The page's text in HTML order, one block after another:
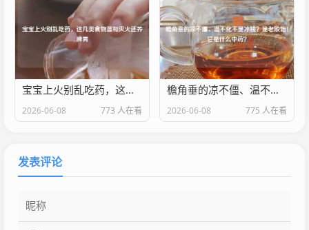
宝宝上火别乱吃药，这几类食物温和灭火还养脾胃
2026-06-08 773 人在看
檐角垂的凉不僵、温不化不是冰棱？是老胶饴！它是什么中药？
2026-06-08 775 人在看
发表评论